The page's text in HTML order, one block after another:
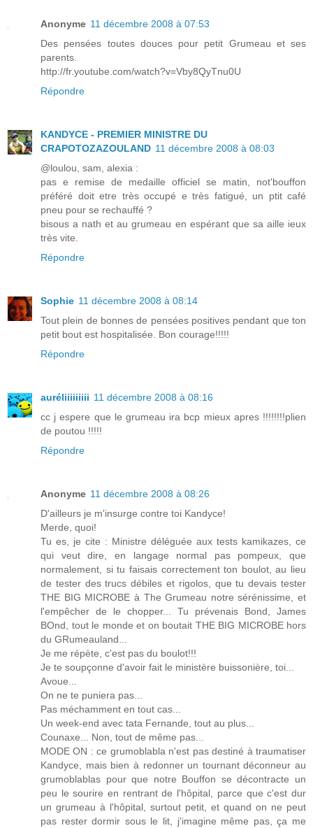
Anonyme 11 décembre 2008 à 07:53
Des pensées toutes douces pour petit Grumeau et ses
parents.
http://fr.youtube.com/watch?v=Vby8QyTnu0U
Répondre
KANDYCE - PREMIER MINISTRE DU
CRAPOTOZAZOULAND 11 décembre 2008 à 08:03
@loulou, sam, alexia :
pas e remise de medaille officiel se matin, not'bouffon
préféré doit etre très occupé e très fatigué, un ptit café
pneu pour se rechauffé ?
bisous a nath et au grumeau en espérant que sa aille ieux
très vite.
Répondre
Sophie 11 décembre 2008 à 08:14
Tout plein de bonnes de pensées positives pendant que ton
petit bout est hospitalisée. Bon courage!!!!!
Répondre
auréliiiiiiiii 11 décembre 2008 à 08:16
cc j espere que le grumeau ira bcp mieux apres !!!!!!!!plien
de poutou !!!!!
Répondre
Anonyme 11 décembre 2008 à 08:26
D'ailleurs je m'insurge contre toi Kandyce!
Merde, quoi!
Tu es, je cite : Ministre déléguée aux tests kamikazes, ce
qui veut dire, en langage normal pas pompeux, que
normalement, si tu faisais correctement ton boulot, au lieu
de tester des trucs débiles et rigolos, que tu devais tester
THE BIG MICROBE à The Grumeau notre sérénissime, et
l'empêcher de le chopper... Tu prévenais Bond, James
BOnd, tout le monde et on boutait THE BIG MICROBE hors
du GRumeauland...
Je me répète, c'est pas du boulot!!!
Je te soupçonne d'avoir fait le ministère buissonière, toi...
Avoue...
On ne te puniera pas...
Pas méchamment en tout cas...
Un week-end avec tata Fernande, tout au plus...
Counaxe... Non, tout de même pas...
MODE ON : ce grumoblabla n'est pas destiné à traumatiser
Kandyce, mais bien à redonner un tournant déconneur au
grumoblablas pour que notre Bouffon se décontracte un
peu le sourire en rentrant de l'hôpital, parce que c'est dur
un grumeau à l'hôpital, surtout petit, et quand on ne peut
pas rester dormir sous le lit, j'imagine même pas, ça me